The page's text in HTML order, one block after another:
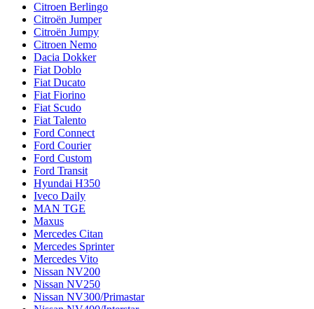
Citroen Berlingo
Citroën Jumper
Citroën Jumpy
Citroen Nemo
Dacia Dokker
Fiat Doblo
Fiat Ducato
Fiat Fiorino
Fiat Scudo
Fiat Talento
Ford Connect
Ford Courier
Ford Custom
Ford Transit
Hyundai H350
Iveco Daily
MAN TGE
Maxus
Mercedes Citan
Mercedes Sprinter
Mercedes Vito
Nissan NV200
Nissan NV250
Nissan NV300/Primastar